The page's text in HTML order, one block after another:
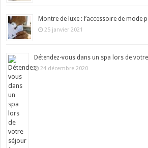
Montre de luxe : l’accessoire de mode
25 janvier 2021
Détendez-vous dans un spa lors de
24 décembre 2020